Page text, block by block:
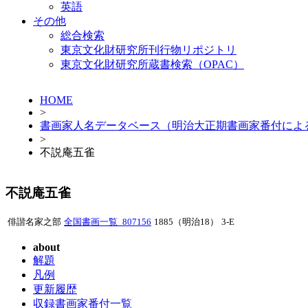
英語
その他
総合検索
東京文化財研究所刊行物リポジトリ
東京文化財研究所蔵書検索（OPAC）
HOME
>
書画家人名データベース（明治大正期書画家番付によ
>
不説庵五雀
不説庵五雀
俳諧名家之部 全国書画一覧_807156 1885（明治18） 3-E
about
解題
凡例
更新履歴
収録書画家番付一覧